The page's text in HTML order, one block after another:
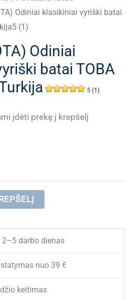
Odiniai klasikiniai vyriški batai
(1)
Odiniai
batai TOBA
5 (1)
įdėti prekę į krepšelį
darbo dienas
nuo 39 €
keitimas